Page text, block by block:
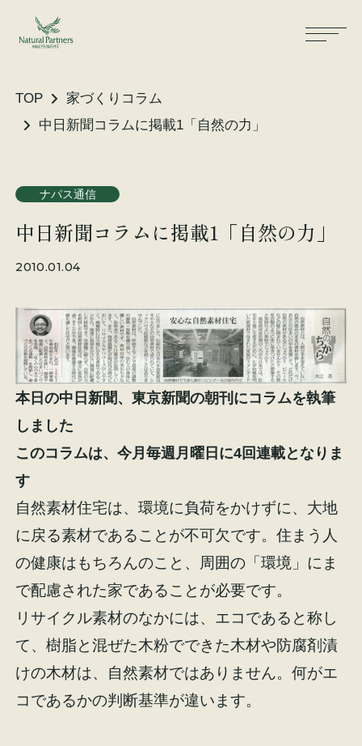
TOP
家づくりコラム
中日新聞コラムに掲載1「自然の力」
ナパス通信
中日新聞コラムに掲載1「自然の力」
2010.01.04
本日の中日新聞、東京新聞の朝刊にコラムを執筆
しました
このコラムは、今月毎週月曜日に4回連載となりま
す
自然素材住宅は、環境に負荷をかけずに、大地
に戻る素材であることが不可欠です。住まう人
の健康はもちろんのこと、周囲の「環境」にま
で配慮された家であることが必要です。
リサイクル素材のなかには、エコであると称し
て、樹脂と混ぜた木粉でできた木材や防腐剤漬
けの木材は、自然素材ではありません。何がエ
コであるかの判断基準が違います。
大工が建てる家
リノベーション
施工事例 お客様の声
会社概要
スタッフ紹介
家づくりコラム